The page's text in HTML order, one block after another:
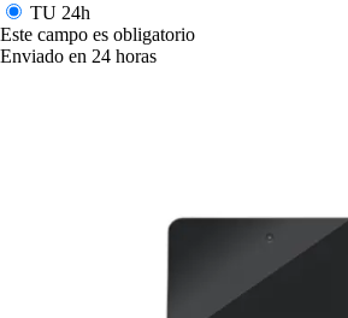
TU 24h
Este campo es obligatorio
Enviado en 24 horas